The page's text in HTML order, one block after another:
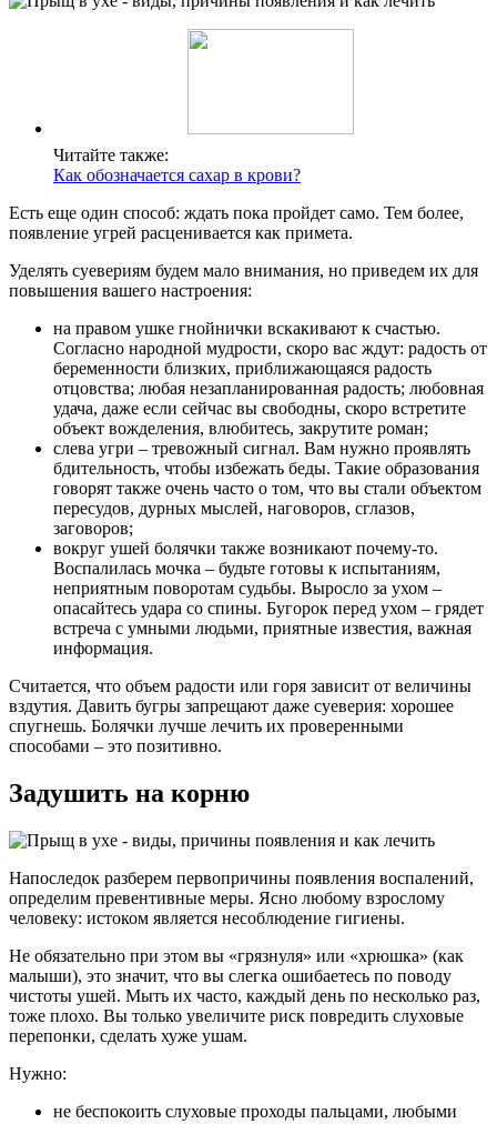
Читайте также:
Как обозначается сахар в крови?
Есть еще один способ: ждать пока пройдет само. Тем более,
появление угрей расценивается как примета.
Уделять суевериям будем мало внимания, но приведем их для
повышения вашего настроения:
на правом ушке гнойнички вскакивают к счастью.
Согласно народной мудрости, скоро вас ждут: радость от
беременности близких, приближающаяся радость
отцовства; любая незапланированная радость; любовная
удача, даже если сейчас вы свободны, скоро встретите
объект вожделения, влюбитесь, закрутите роман;
слева угри – тревожный сигнал. Вам нужно проявлять
бдительность, чтобы избежать беды. Такие образования
говорят также очень часто о том, что вы стали объектом
пересудов, дурных мыслей, наговоров, сглазов,
заговоров;
вокруг ушей болячки также возникают почему-то.
Воспалилась мочка – будьте готовы к испытаниям,
неприятным поворотам судьбы. Выросло за ухом –
опасайтесь удара со спины. Бугорок перед ухом – грядет
встреча с умными людьми, приятные известия, важная
информация.
Считается, что объем радости или горя зависит от величины
вздутия. Давить бугры запрещают даже суеверия: хорошее
спугнешь. Болячки лучше лечить их проверенными
способами – это позитивно.
Задушить на корню
Напоследок разберем первопричины появления воспалений,
определим превентивные меры. Ясно любому взрослому
человеку: истоком является несоблюдение гигиены.
Не обязательно при этом вы «грязнуля» или «хрюшка» (как
малыши), это значит, что вы слегка ошибаетесь по поводу
чистоты ушей. Мыть их часто, каждый день по несколько раз,
тоже плохо. Вы только увеличите риск повредить слуховые
перепонки, сделать хуже ушам.
Нужно:
не беспокоить слуховые проходы пальцами, любыми